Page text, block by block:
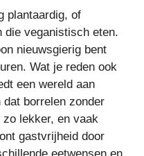
plantaardig, of
die veganistisch eten.
nieuwsgierig bent
Wat je reden ook
een wereld aan
borrelen zonder
lekker, en vaak
gastvrijheid door